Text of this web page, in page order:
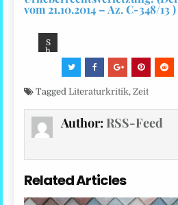
vom 21.10.2014 – Az. C-348/13 )
S
h
TaggedLiteraturkritik,Zeit
Author: RSS-Feed
Related Articles